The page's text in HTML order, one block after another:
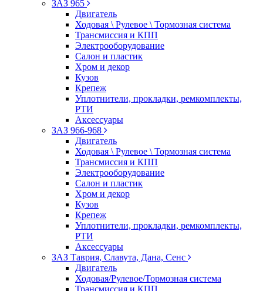
ЗАЗ 965
Двигатель
Ходовая \ Рулевое \ Тормозная система
Трансмиссия и КПП
Электрооборудование
Салон и пластик
Хром и декор
Кузов
Крепеж
Уплотнители, прокладки, ремкомплекты,
РТИ
Аксессуары
ЗАЗ 966-968
Двигатель
Ходовая \ Рулевое \ Тормозная система
Трансмиссия и КПП
Электрооборудование
Салон и пластик
Хром и декор
Кузов
Крепеж
Уплотнители, прокладки, ремкомплекты,
РТИ
Аксессуары
ЗАЗ Таврия, Славута, Дана, Сенс
Двигатель
Ходовая/Рулевое/Тормозная система
Трансмиссия и КПП